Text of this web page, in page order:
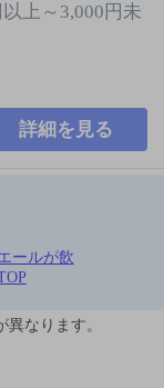
以上～3,000円未
詳細を見る
ールが飲
なります。